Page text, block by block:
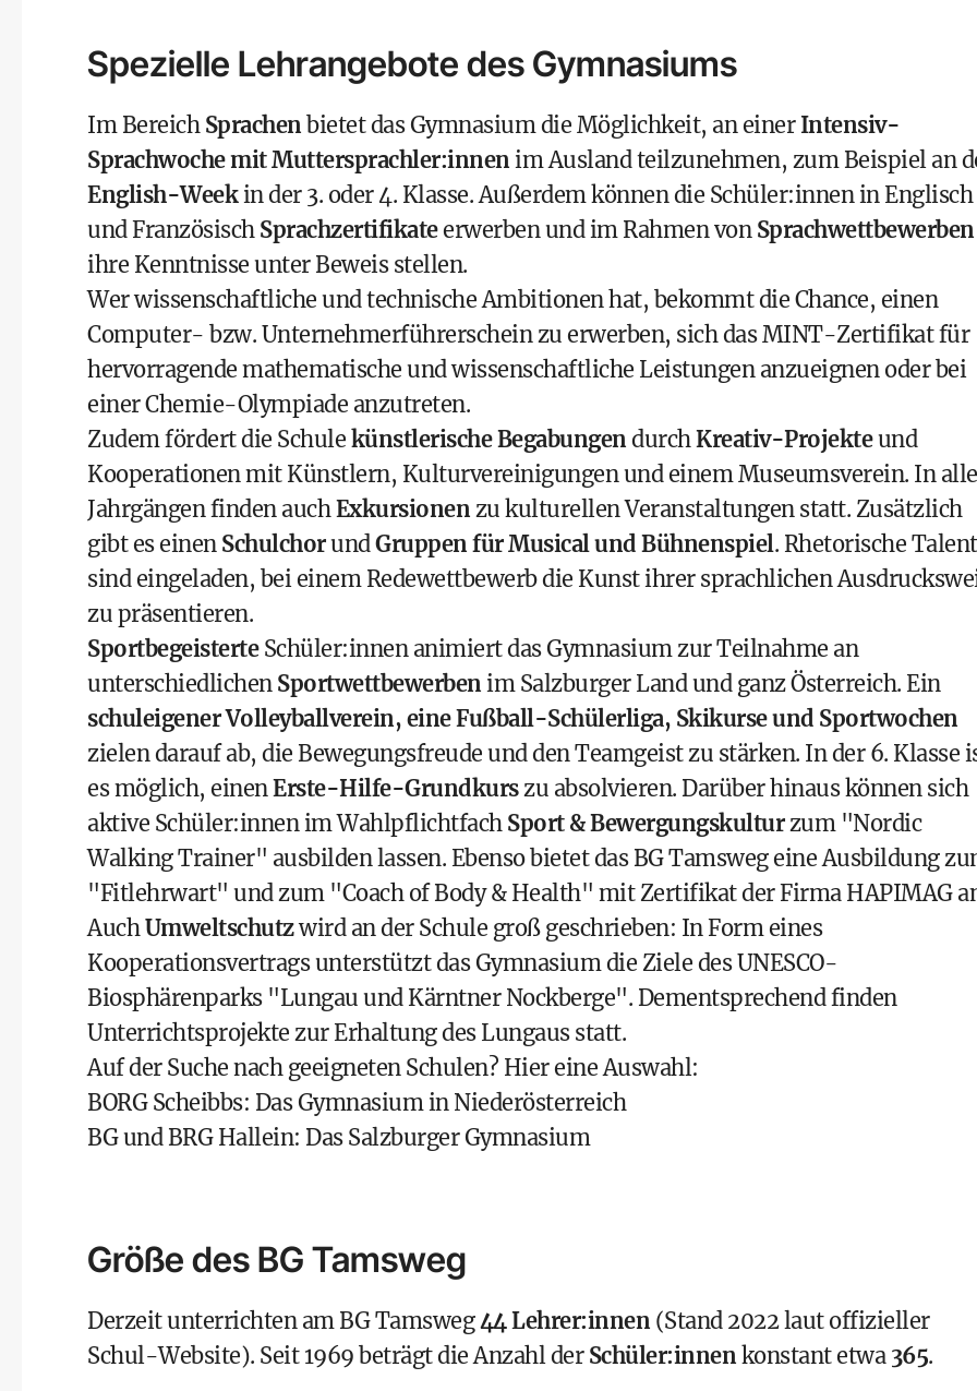
Spezielle Lehrangebote des Gymnasiums
Im Bereich Sprachen bietet das Gymnasium die Möglichkeit, an einer Intensiv-
Sprachwoche mit Muttersprachler:innen im Ausland teilzunehmen, zum Beispiel an
English-Weekin der 3. oder 4. Klasse. Außerdem können die Schüler:innen in Englisch
und Französisch Sprachzertifikateerwerben und im Rahmen von Sprachwettbewerben
ihre Kenntnisse unter Beweis stellen.
Wer wissenschaftliche und technische Ambitionen hat, bekommt die Chance, einen
Computer- bzw. Unternehmerführerscheinzu erwerben, sich dasMINT-Zertifikatfür
hervorragende mathematische und wissenschaftliche Leistungen anzueignen oder bei
einer Chemie-Olympiade anzutreten.
Zudem fördert die Schule künstlerische Begabungen durchKreativ-Projekteund
Kooperationen mit Künstlern, Kulturvereinigungen und einem Museumsverein. In
Jahrgängen finden auchExkursionen zu kulturellen Veranstaltungen statt. Zusätzlich
gibt es einen SchulchorundGruppen für Musical und Bühnenspiel. Rhetorische
sind eingeladen, bei einem Redewettbewerb die Kunst ihrer sprachlichen
zu präsentieren.
SportbegeisterteSchüler:innen animiert das Gymnasium zur Teilnahme an
unterschiedlichen Sportwettbewerben im Salzburger Land und ganz Österreich. Ein
schuleigener Volleyballverein, eine Fußball-Schülerliga, Skikurse und Sportwochen
zielen darauf ab, die Bewegungsfreude und den Teamgeist zu stärken. In der 6. Klasse
es möglich, einenErste-Hilfe-Grundkurszu absolvieren. Darüber hinaus können sich
aktive Schüler:innen im Wahlpflichtfach Sport & Bewergungskulturzum "Nordic
Walking Trainer" ausbilden lassen. Ebenso bietet das BG Tamsweg eine Ausbildung
"Fitlehrwart" und zum "Coach of Body & Health" mit Zertifikat der Firma HAPIMAG
AuchUmweltschutzwird an der Schule groß geschrieben: In Form eines
Kooperationsvertrags unterstützt das Gymnasium die Ziele desUNESCO-
Biosphärenparks "Lungau und Kärntner Nockberge". Dementsprechend finden
Unterrichtsprojekte zur Erhaltung des Lungaus statt.
Auf der Suche nach geeigneten Schulen? Hier eine Auswahl:
BORG Scheibbs: Das Gymnasium in Niederösterreich
BG und BRG Hallein: Das Salzburger Gymnasium
Größe des BG Tamsweg
Derzeit unterrichten am BG Tamsweg44 Lehrer:innen (Stand 2022 laut offizieller
Schul-Website). Seit 1969 beträgt die Anzahl der Schüler:innen konstant etwa 365.